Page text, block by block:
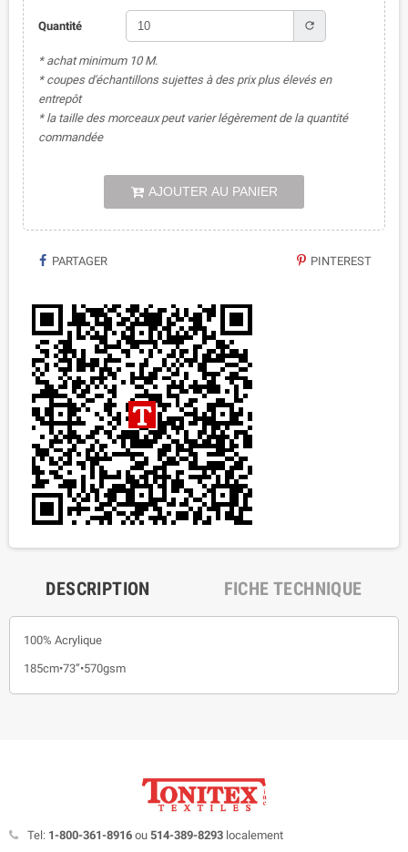
Quantité refresh
* achat minimum 10 M.
* coupes d'échantillons sujettes à des prix plus élevés en
entrepôt
* la taille des morceaux peut varier légèrement de la quantité
commandée
AJOUTER AU PANIER
PARTAGER PINTEREST
DESCRIPTION FICHE TECHNIQUE
100% Acrylique
185cm•73”•570gsm
Tel: 1-800-361-8916 ou 514-389-8293 localement